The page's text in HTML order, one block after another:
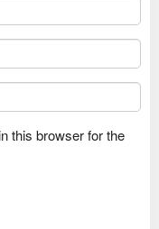
this browser for the